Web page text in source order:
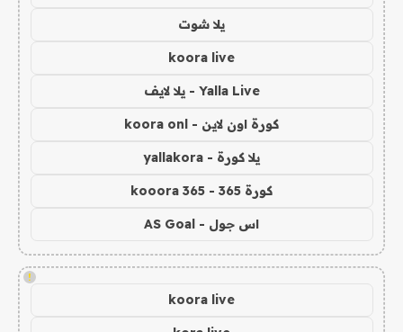
يلا شوت
koora live
Yalla Live - يلا لايف
كورة اون لاين - koora onl
يلا كورة - yallakora
كورة 365 - kooora 365
اس جول - AS Goal
!
koora live